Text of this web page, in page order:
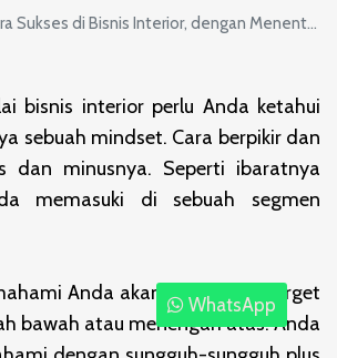
Sukses di Bisnis Interior, dengan Menentukan Target Market
bisnis interior perlu Anda ketahui
sebuah mindset. Cara berpikir dan
dan minusnya. Seperti ibaratnya
memasuki di sebuah segmen
Anda akan bermain di target
bawah atau menengah atas. Anda
WhatsApp